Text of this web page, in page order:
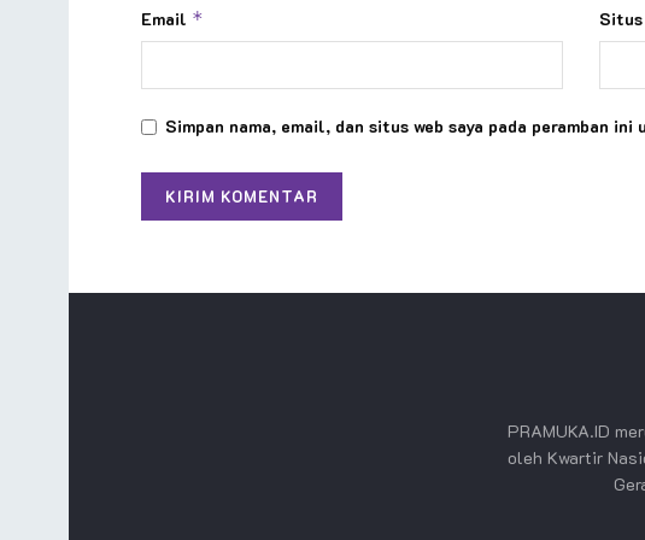
Email * Situs
Simpan nama, email, dan situs web saya pada peramban
PRAMUKA.ID
oleh Kwartir